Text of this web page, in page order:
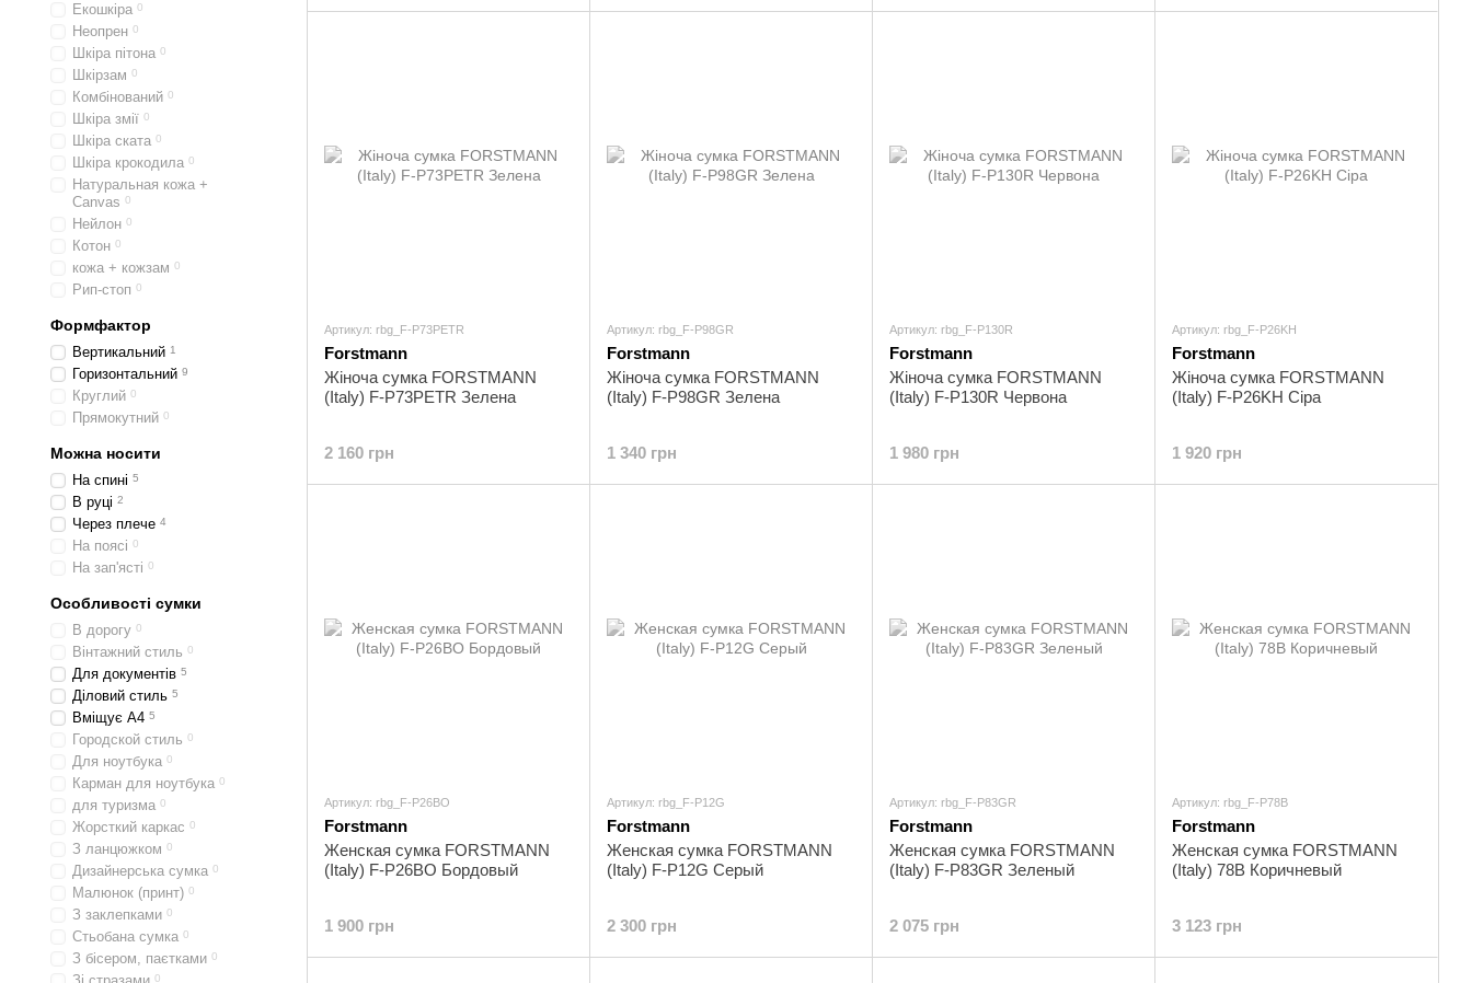
Артикул: rbg_F-P73PETR
Forstmann
Жіноча сумка FORSTMANN
(Italy) F-P73PETR Зелена
2 160 грн
Артикул: rbg_F-P98GR
Forstmann
Жіноча сумка FORSTMANN
(Italy) F-P98GR Зелена
1 340 грн
Артикул: rbg_F-P130R
Forstmann
Жіноча сумка FORSTMANN
(Italy) F-P130R Червона
1 980 грн
Артикул: rbg_F-P26KH
Forstmann
Жіноча сумка FORSTMANN
(Italy) F-P26KH Сіра
1 920 грн
Артикул: rbg_F-P26BO
Forstmann
Женская сумка FORSTMANN
(Italy) F-P26BO Бордовый
1 900 грн
Артикул: rbg_F-P12G
Forstmann
Женская сумка FORSTMANN
(Italy) F-P12G Серый
2 300 грн
Артикул: rbg_F-P83GR
Forstmann
Женская сумка FORSTMANN
(Italy) F-P83GR Зеленый
2 075 грн
Артикул: rbg_F-P78B
Forstmann
Женская сумка FORSTMANN
(Italy) 78B Коричневый
3 123 грн
Екошкіра 0
Неопрен 0
Шкіра пітона 0
Шкірзам 0
Комбінований 0
Шкіра змії 0
Шкіра ската 0
Шкіра крокодила 0
Натуральная кожа +
Canvas 0
Нейлон 0
Котон 0
кожа + кожзам 0
Рип-стоп 0
Формфактор
Вертикальний 1
Горизонтальний 9
Круглий 0
Прямокутний 0
Можна носити
На спині 5
В руці 2
Через плече 4
На поясі 0
На зап'ясті 0
Особливості сумки
В дорогу 0
Вінтажний стиль 0
Для документів 5
Діловий стиль 5
Вміщує А4 5
Городской стиль 0
Для ноутбука 0
Карман для ноутбука 0
для туризма 0
Жорсткий каркас 0
З ланцюжком 0
Дизайнерська сумка 0
Малюнок (принт) 0
З заклепками 0
Стьобана сумка 0
З бісером, паєтками 0
0